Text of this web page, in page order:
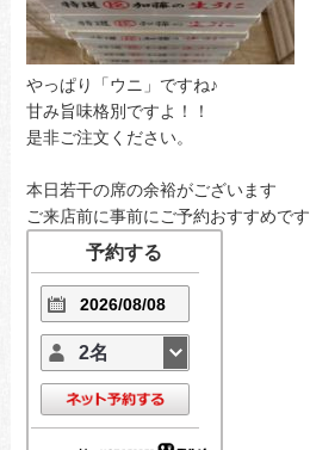
やっぱり「ウニ」ですね♪
甘み旨味格別ですよ！！
是非ご注文ください。
本日若干の席の余裕がございます
ご来店前に事前にご予約おすすめです
予約する
2名